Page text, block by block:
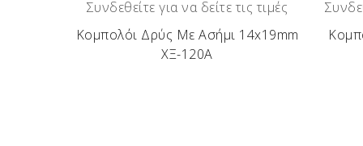
Συνδεθείτε για να δείτε τις τιμές
Κομπολόι Δρύς Με Ασήμι 14x19mm
ΧΞ-120Α